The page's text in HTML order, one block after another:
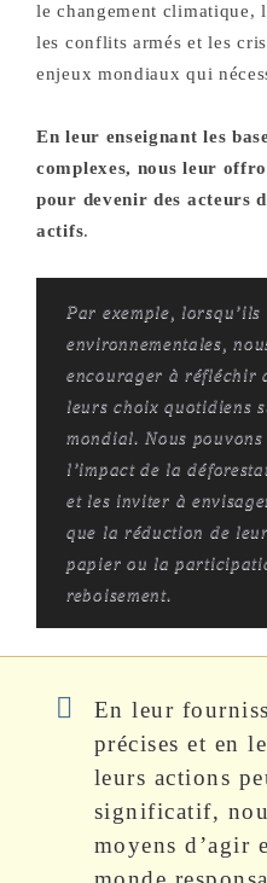
le changement climatique,
les conflits armés et les
enjeux mondiaux qui
En leur enseignant les
complexes, nous leur
pour devenir des acteurs
actifs.
Par exemple,
environnementales,
encourager à réfléchir
leurs choix quotidiens
mondial. Nous
l’impact de la
et les inviter à
que la réduction de
papier ou la
reboisement.
En leur
précises et en
leurs actions
significatif,
moyens d’agir